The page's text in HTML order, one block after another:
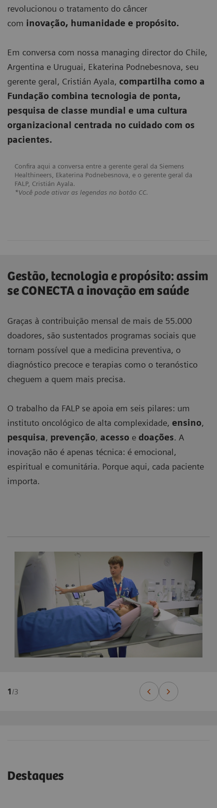
revolucionou o tratamento do câncer
com inovação, humanidade e propósito.
Em conversa com nossa managing director do Chile,
Argentina e Uruguai, Ekaterina Podnebesnova, seu
gerente geral, Cristián Ayala, compartilha como a
Fundação combina tecnologia de ponta,
pesquisa de classe mundial e uma cultura
organizacional centrada no cuidado com os
pacientes.
Confira aqui a conversa entre a gerente geral da Siemens
Healthineers, Ekaterina Podnebesnova, e o gerente geral da
FALP, Cristián Ayala.
*Você pode ativar as legendas no botão CC.
Gestão, tecnologia e propósito: assim
se CONECTA a inovação em saúde
Graças à contribuição mensal de mais de 55.000
doadores, são sustentados programas sociais que
tornam possível que a medicina preventiva, o
diagnóstico precoce e terapias como o teranóstico
cheguem a quem mais precisa.
O trabalho da FALP se apoia em seis pilares: um
instituto oncológico de alta complexidade, ensino,
pesquisa, prevenção, acesso e doações. A
inovação não é apenas técnica: é emocional,
espiritual e comunitária. Porque aqui, cada paciente
importa.
1/3
Destaques